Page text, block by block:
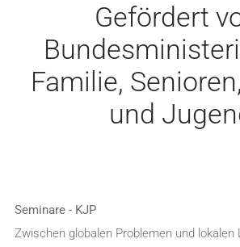
Gefördert
Familie,
und
Seminare - KJP
Zwischen globalen Problemen und